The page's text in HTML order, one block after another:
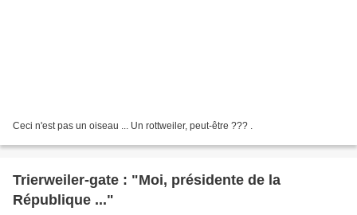
Ceci n'est pas un oiseau ... Un rottweiler, peut-être ??? .
Trierweiler-gate : "Moi, présidente de la
République ..."